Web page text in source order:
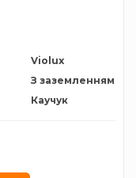
Violux
З заземленням
Каучук